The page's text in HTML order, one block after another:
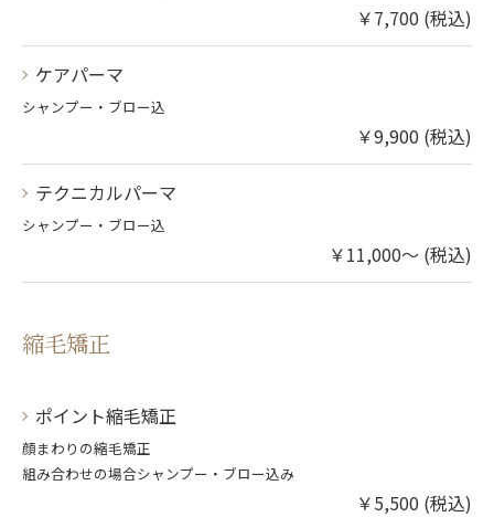
￥7,700 (税込)
ケアパーマ
シャンプー・ブロー込
￥9,900 (税込)
テクニカルパーマ
シャンプー・ブロー込
￥11,000～ (税込)
縮毛矯正
ポイント縮毛矯正
顔まわりの縮毛矯正
組み合わせの場合シャンプー・ブロー込み
￥5,500 (税込)